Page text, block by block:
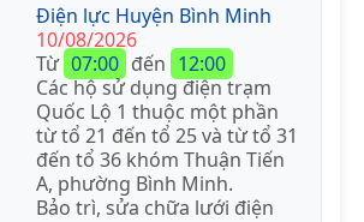
Điện lực Huyện Bình Minh
10/08/2026
Từ 07:00 đến 12:00
Các hộ sử dụng điện trạm
Quốc Lộ 1 thuộc một phần
từ tổ 21 đến tổ 25 và từ tổ 31
đến tổ 36 khóm Thuận Tiến
A, phường Bình Minh.
Bảo trì, sửa chữa lưới điện